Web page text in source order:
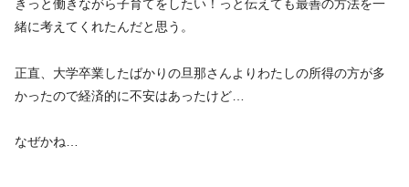
きっと働きながら子育てをしたい！っと伝えても最善の方法を一
緒に考えてくれたんだと思う。
正直、大学卒業したばかりの旦那さんよりわたしの所得の方が多
かったので経済的に不安はあったけど…
なぜかね…